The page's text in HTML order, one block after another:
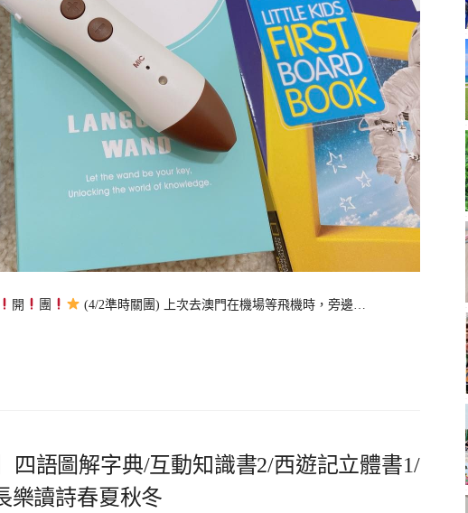
開 團 (4/2準時關團) 上次去澳門在機場等飛機時，旁邊…
四語圖解字典/互動知識書2/西遊記立體書1/
樂讀詩春夏秋冬